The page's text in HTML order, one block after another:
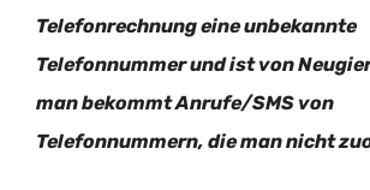
Telefonrechnung eine unbekannte
Telefonnummer und ist von
man bekommt Anrufe/SMS von
Telefonnummern, die man nicht